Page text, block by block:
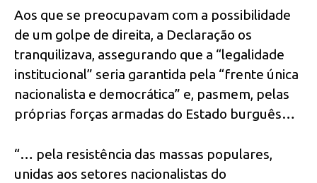
Aos que se preocupavam com a possibilidade
de um golpe de direita, a Declaração os
tranquilizava, assegurando que a “legalidade
institucional” seria garantida pela “frente única
nacionalista e democrática” e, pasmem, pelas
próprias forças armadas do Estado burguês…
“… pela resistência das massas populares,
unidas aos setores nacionalistas do